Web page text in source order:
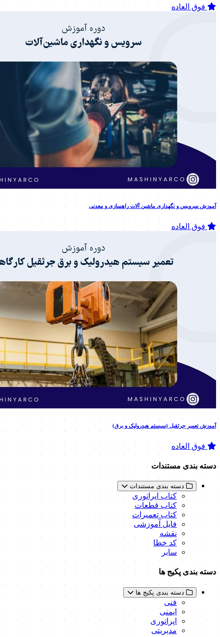
فوق العاده
آموزش سرویس و نگهداری ماشین آلات راهسازی و معدنی
فوق العاده
آموزش تعمیر جرثقیل (سیستم هیدرولیک و برق)
فوق العاده
دسته بندی مستندات
دسته بندی مستندات
کتاب اپراتوری
کتاب قطعات
کتاب تعمیرات
فایل آموزشی
نقشه
کد خطا
سایر
دسته بندی پکیج ها
دسته بندی پکیج ها
فنی
ایمنی
اپراتوری
مدیریتی